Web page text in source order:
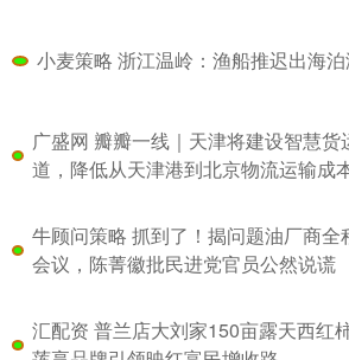
小麦策略 浙江温岭：渔船推迟出海
广盛网 瓣瓣一线｜天津将建设智慧货
道，降低从天津港到北京物流运输成
牛顾问策略 抓到了！揭问题油厂商全
会议，陈菁徽批民进党官员公然说谎
汇配资 普兰店大刘家150亩露天西红